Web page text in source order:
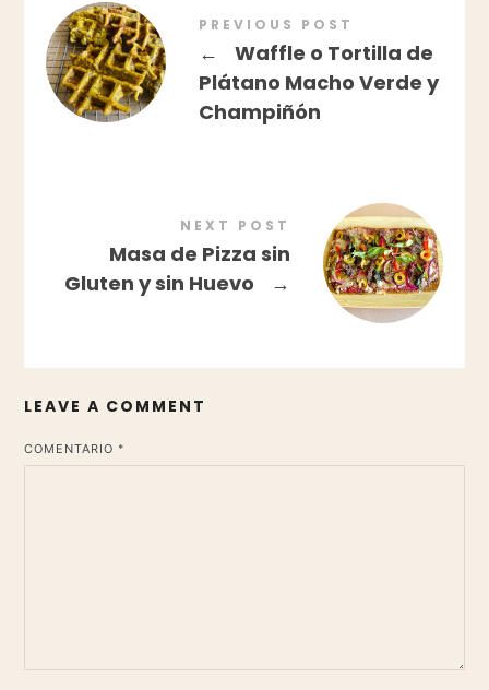
PREVIOUS POST
←
Waffle o Tortilla de
Plátano Macho Verde y
Champiñón
NEXT POST
Masa de Pizza sin
Gluten y sin Huevo
→
LEAVE A COMMENT
COMENTARIO *